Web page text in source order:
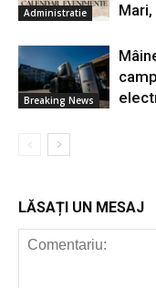
Administratie
Breaking News
LĂSAȚI UN MESAJ